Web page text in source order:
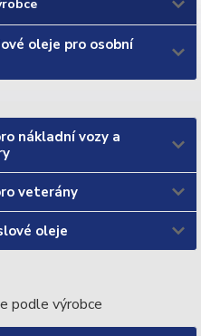
oleje pro osobní
nákladní vozy a
veterány
oleje
podle výrobce